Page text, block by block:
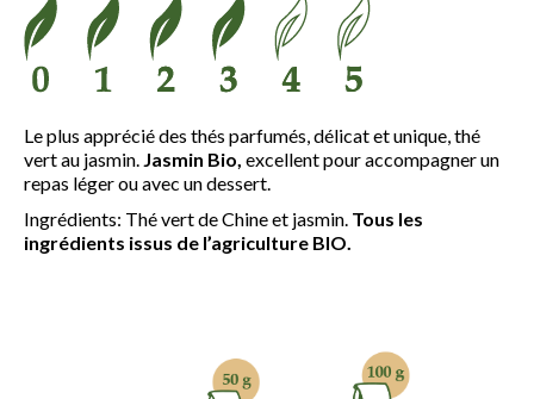
à
22.95 €
Le plus apprécié des thés parfumés, délicat et unique, thé
vert au jasmin. Jasmin Bio, excellent pour accompagner un
repas léger ou avec un dessert.
Ingrédients: Thé vert de Chine et jasmin. Tous les
ingrédients issus de l’agriculture BIO.